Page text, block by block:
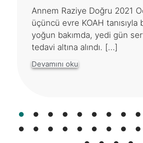
Annem Raziye Doğru 2021
üçüncü evre KOAH tanısıyla
yoğun bakımda, yedi gün
tedavi altına alındı. […]
Devamını oku